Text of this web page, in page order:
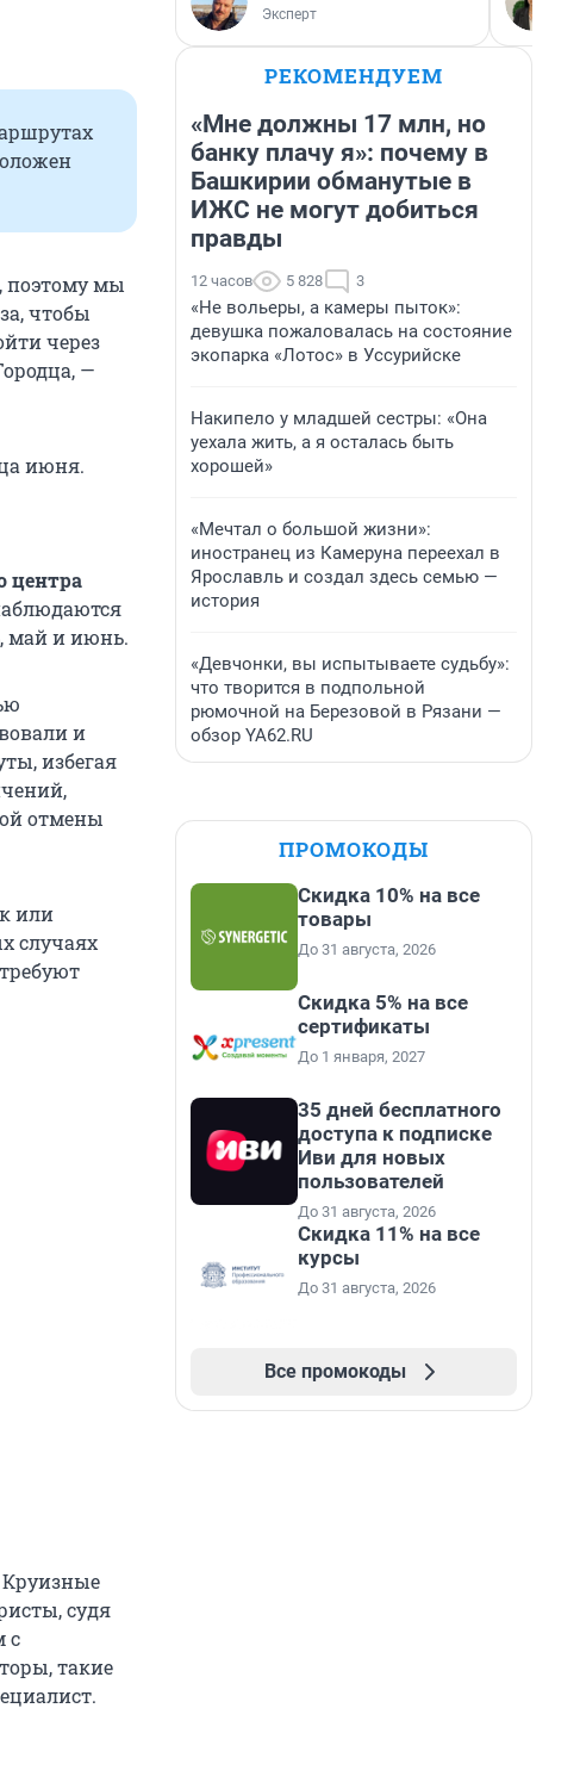
поэтому мы
чтобы
через
—
июня.
центра
май и июнь.
и
избегая
отмены
или
случаях
судя
с
такие
Эксперт
РЕКОМЕНДУЕМ
«Мне должны 17 млн, но
банку плачу я»: почему в
Башкирии обманутые в
ИЖС не могут добиться
правды
12 часов 5 828 3
«Не вольеры, а камеры пыток»:
девушка пожаловалась на состояние
экопарка «Лотос» в Уссурийске
Накипело у младшей сестры: «Она
уехала жить, а я осталась быть
хорошей»
«Мечтал о большой жизни»:
иностранец из Камеруна переехал в
Ярославль и создал здесь семью —
история
«Девчонки, вы испытываете судьбу»:
что творится в подпольной
рюмочной на Березовой в Рязани —
обзор YA62.RU
ПРОМОКОДЫ
Скидка 10% на все
товары
До 31 августа, 2026
Скидка 5% на все
сертификаты
До 1 января, 2027
35 дней бесплатного
доступа к подписке
Иви для новых
пользователей
До 31 августа, 2026
Скидка 11% на все
курсы
До 31 августа, 2026
Все промокоды